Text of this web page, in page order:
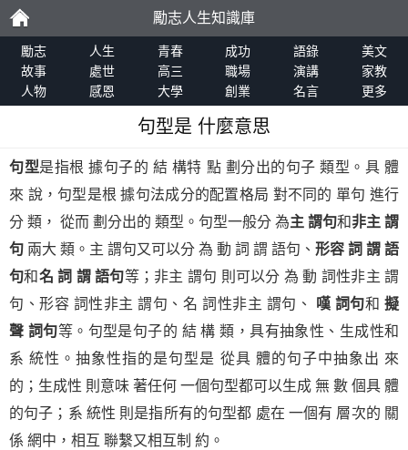
勵
志
勵志人生知識庫
勵志 人生 青春 成功 語錄
美文
故事
處世 高三 職場 演講
家教
人物
感恩 大學 創業 名言 更多
句型是 什麼意思
句型是指根 據句子的 結 構特 點 劃分出的句子 類型。具 體
來 說，句型是根 據句法成分的配置格局 對不同的 單句 進行
分 類， 從而 劃分出的 類型。句型一般分 為主 謂句和非主 謂
句 兩大 類。主 謂句又可以分 為 動 詞 謂 語句、 形容 詞 謂 語
句和名 詞 謂 語句等；非主 謂句 則可以分 為 動 詞性非主 謂
句、形容 詞性非主 謂句、名 詞性非主 謂句、
嘆 詞句和 擬
聲 詞句等。句型是句子的 結 構 類，具有抽象性、生成性和
系 統性。抽象性指的是句型是 從具 體的句子中抽象出 來
的；生成性 則意味 著任何 一個句型都可以生成 無 數 個具 體
的句子；系 統性 則是指所有的句型都 處在 一個有 層次的 關
係 網中，相互 聯繫又相互制 約。